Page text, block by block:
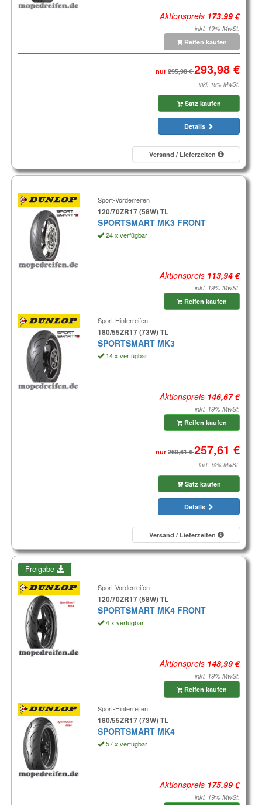
Aktionspreis
inkl. 19% MwSt.
Reifen kaufen
nur
inkl. 19% MwSt.
Satz kaufen
Details
Versand / Lieferzeiten
Sport-Vorderreifen
120/70ZR17 (58W) TL
SPORTSMART MK3 FRONT
24 x verfügbar
Aktionspreis
inkl. 19% MwSt.
Reifen kaufen
Sport-Hinterreifen
180/55ZR17 (73W) TL
SPORTSMART MK3
14 x verfügbar
Aktionspreis
inkl. 19% MwSt.
Reifen kaufen
nur
inkl. 19% MwSt.
Satz kaufen
Details
Versand / Lieferzeiten
Freigabe
Sport-Vorderreifen
120/70ZR17 (58W) TL
SPORTSMART MK4 FRONT
4 x verfügbar
Aktionspreis
inkl. 19% MwSt.
Reifen kaufen
Sport-Hinterreifen
180/55ZR17 (73W) TL
SPORTSMART MK4
57 x verfügbar
Aktionspreis
inkl. 19% MwSt.